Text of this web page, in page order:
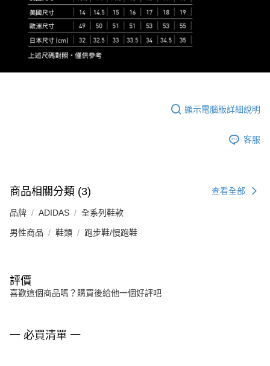
顯示電腦版詳細說明
客服
商品相關分類 (3) 查看全部
品牌 ADIDAS 全系列鞋款
男性商品 鞋類 跑步鞋/慢跑鞋
評價
喜歡這個商品嗎？購買後給他一個好評吧
一 必買清單 一